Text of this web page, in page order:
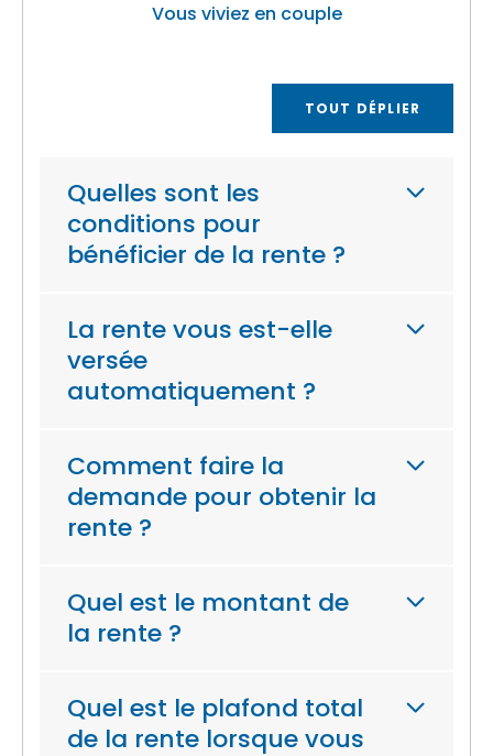
Vous viviez en couple
TOUT DÉPLIER
Quelles sont les
conditions pour
bénéficier de la rente ?
La rente vous est-elle
versée
automatiquement ?
Comment faire la
demande pour obtenir la
rente ?
Quel est le montant de
la rente ?
Quel est le plafond total
de la rente lorsque vous